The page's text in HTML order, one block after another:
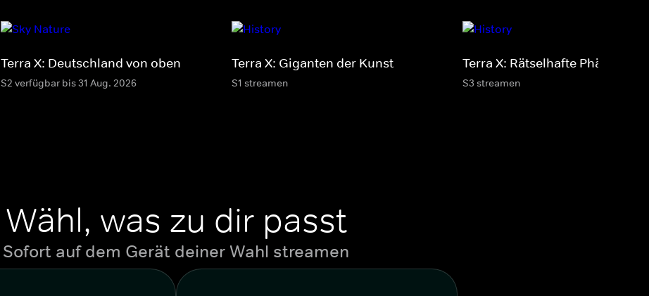
Terra X: Deutschland von oben
S2 verfügbar bis 31 Aug. 2026
Terra X: Giganten der Kunst
S1 streamen
Terra X: Rätselhafte
S3 streamen
Wähl, was zu dir passt
Sofort auf dem Gerät deiner Wahl streamen